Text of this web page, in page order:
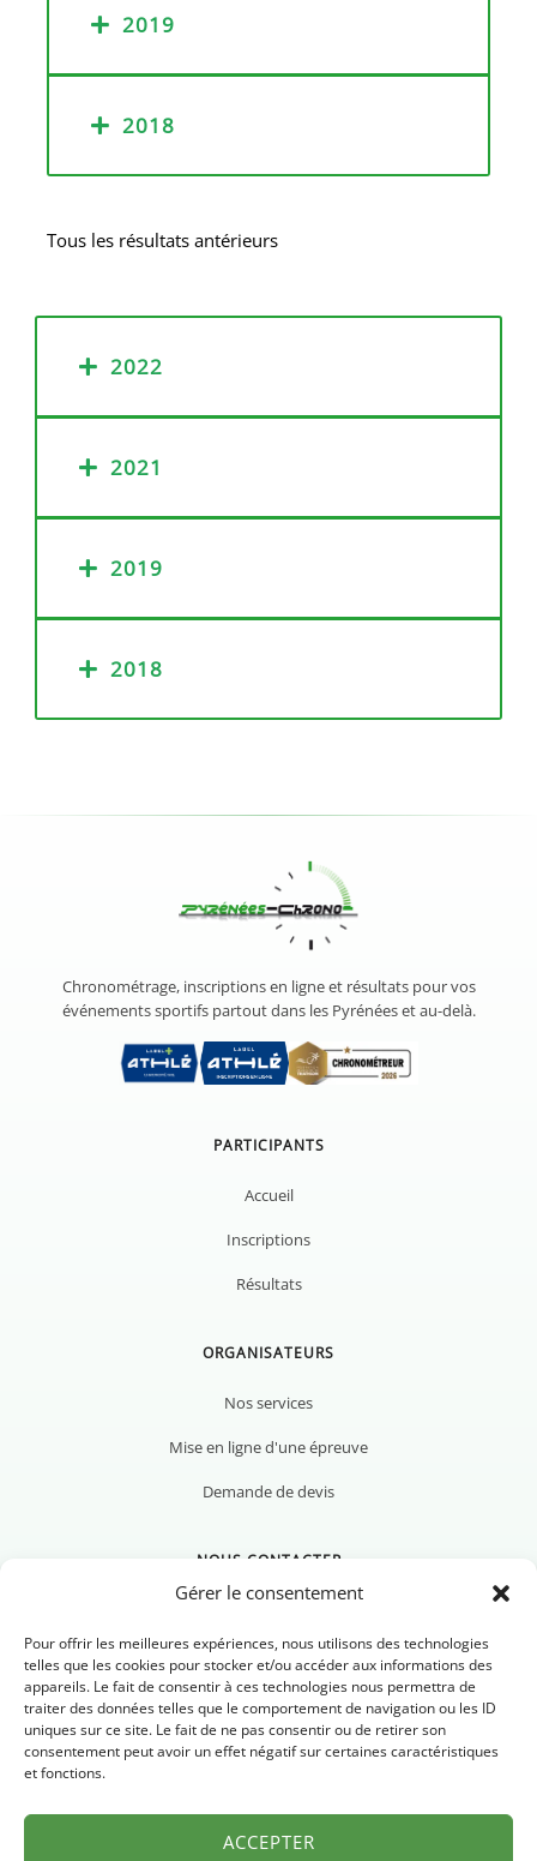
Gérer le consentement
Pour offrir les meilleures expériences, nous utilisons des technologies
telles que les cookies pour stocker et/ou accéder aux informations des
appareils. Le fait de consentir à ces technologies nous permettra de
traiter des données telles que le comportement de navigation ou les ID
uniques sur ce site. Le fait de ne pas consentir ou de retirer son
consentement peut avoir un effet négatif sur certaines caractéristiques
et fonctions.
ACCEPTER
2019
2018
Tous les résultats antérieurs
2022
2021
2019
2018
Chronométrage, inscriptions en ligne et résultats pour vos
événements sportifs partout dans les Pyrénées et au-delà.
PARTICIPANTS
Accueil
Inscriptions
Résultats
ORGANISATEURS
Nos services
Mise en ligne d'une épreuve
Demande de devis
NOUS CONTACTER
Nous contacter
Newsletter